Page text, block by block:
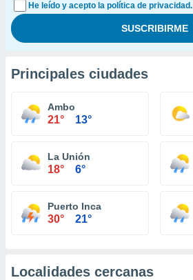
He leído y acepto la política de privacidad.
Principales ciudades
Ambo
21° 13°
La Unión
18° 6°
Puerto Inca
30° 21°
Localidades cercanas